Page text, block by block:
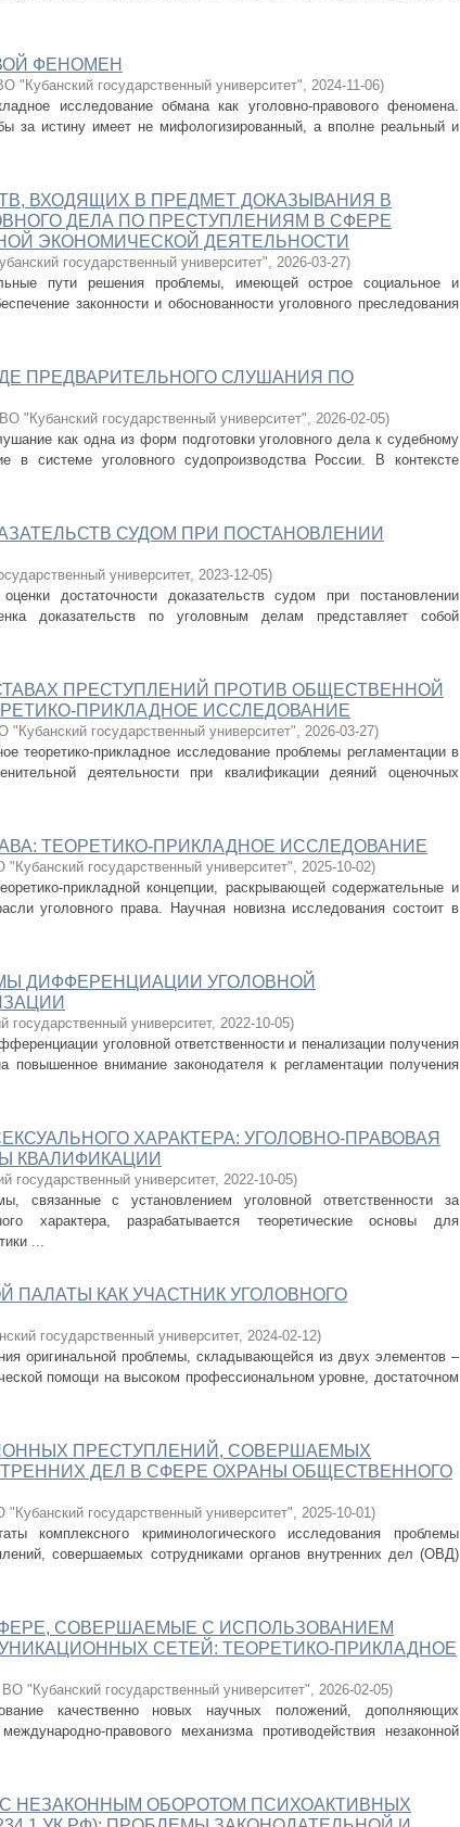
ФЕНОМЕН
"Кубанский государственный университет", 2024-11-06)
исследование обмана как уголовно-правового феномена.
за истину имеет не мифологизированный, а вполне реальный и
ВХОДЯЩИХ В ПРЕДМЕТ ДОКАЗЫВАНИЯ В
ДЕЛА ПО ПРЕСТУПЛЕНИЯМ В СФЕРЕ
ЭКОНОМИЧЕСКОЙ ДЕЯТЕЛЬНОСТИ
государственный университет", 2026-03-27)
пути решения проблемы, имеющей острое социальное и
законности и обоснованности уголовного преследования
ПРЕДВАРИТЕЛЬНОГО СЛУШАНИЯ ПО
"Кубанский государственный университет", 2026-02-05)
как одна из форм подготовки уголовного дела к судебному
в системе уголовного судопроизводства России. В контексте
СУДОМ ПРИ ПОСТАНОВЛЕНИИ
университет, 2023-12-05)
достаточности доказательств судом при постановлении
доказательств по уголовным делам представляет собой
ПРЕСТУПЛЕНИЙ ПРОТИВ ОБЩЕСТВЕННОЙ
ПРИКЛАДНОЕ ИССЛЕДОВАНИЕ
государственный университет", 2026-03-27)
теоретико-прикладное исследование проблемы регламентации в
деятельности при квалификации деяний оценочных
ТЕОРЕТИКО-ПРИКЛАДНОЕ ИССЛЕДОВАНИЕ
государственный университет", 2025-10-02)
прикладной концепции, раскрывающей содержательные и
уголовного права. Научная новизна исследования состоит в
ДИФФЕРЕНЦИАЦИИ УГОЛОВНОЙ
государственный университет, 2022-10-05)
уголовной ответственности и пенализации получения
повышенное внимание законодателя к регламентации получения
ХАРАКТЕРА: УГОЛОВНО-ПРАВОВАЯ
КВАЛИФИКАЦИИ
государственный университет, 2022-10-05)
связанные с установлением уголовной ответственности за
характера, разрабатывается теоретические основы для
...
ПАЛАТЫ КАК УЧАСТНИК УГОЛОВНОГО
государственный университет, 2024-02-12)
оригинальной проблемы, складывающейся из двух элементов –
помощи на высоком профессиональном уровне, достаточном
ПРЕСТУПЛЕНИЙ, СОВЕРШАЕМЫХ
ДЕЛ В СФЕРЕ ОХРАНЫ ОБЩЕСТВЕННОГО
государственный университет", 2025-10-01)
комплексного криминологического исследования проблемы
совершаемых сотрудниками органов внутренних дел (ОВД)
СОВЕРШАЕМЫЕ С ИСПОЛЬЗОВАНИЕМ
СЕТЕЙ: ТЕОРЕТИКО-ПРИКЛАДНОЕ
"Кубанский государственный университет", 2026-02-05)
качественно новых научных положений, дополняющих
правового механизма противодействия незаконной
НЕЗАКОННЫМ ОБОРОТОМ ПСИХОАКТИВНЫХ